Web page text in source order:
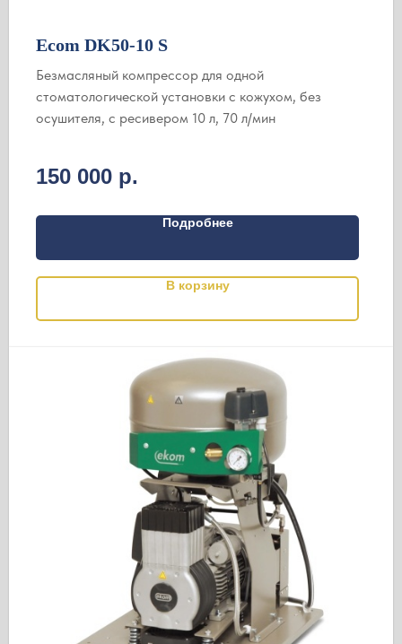
Ecom DK50-10 S
Безмасляный компрессор для одной
стоматологической установки с кожухом, без
осушителя, с ресивером 10 л, 70 л/мин
150 000 р.
Подробнее
В корзину